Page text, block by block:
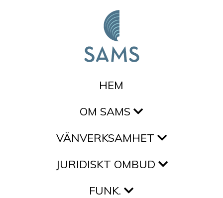
HEM
OM SAMS
VÄNVERKSAMHET
JURIDISKT OMBUD
FUNK.